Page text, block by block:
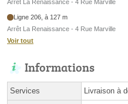
Arrêt La Renaissance - 4 Rue Marville
Ligne 206, à 127 m
Arrêt La Renaissance - 4 Rue Marville
Voir tout
Informations
Services Livraison à